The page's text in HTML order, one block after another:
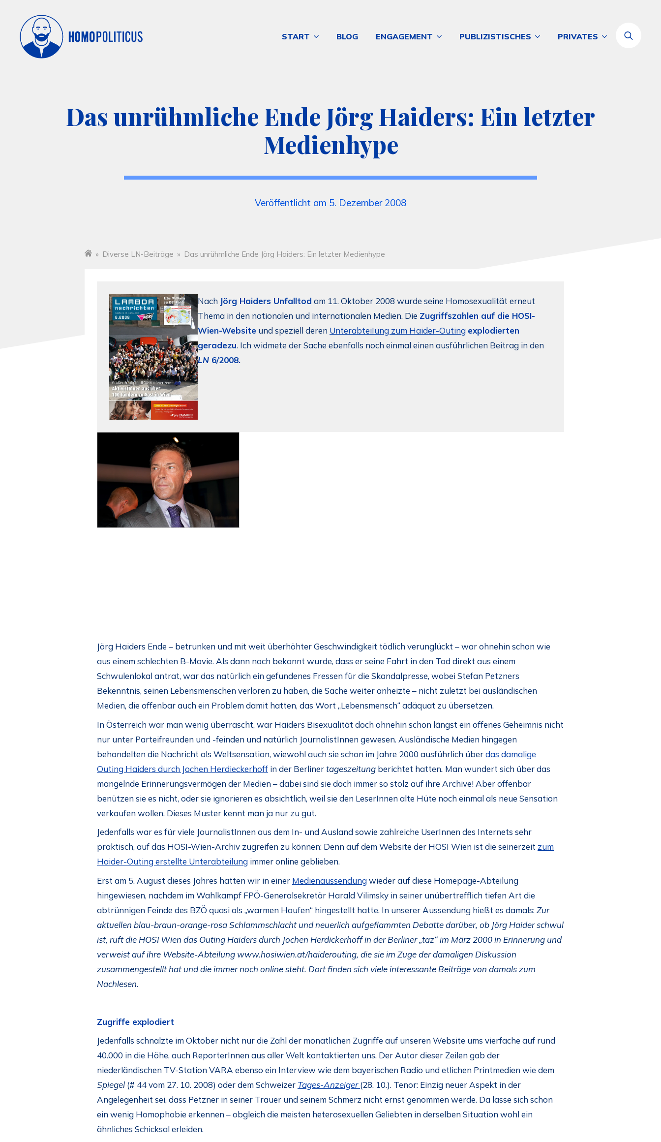
START BLOG ENGAGEMENT PUBLIZISTISCHES PRIVATES
Das unrühmliche Ende Jörg Haiders: Ein letzter
Medienhype
Veröffentlicht am 5. Dezember 2008
» Diverse LN-Beiträge » Das unrühmliche Ende Jörg Haiders: Ein letzter Medienhype
Nach Jörg Haiders Unfalltod am 11. Oktober 2008 wurde seine Homosexualität erneut
Thema in den nationalen und internationalen Medien. Die Zugriffszahlen auf die HOSI-
Wien-Website und speziell deren UnterabteiIung zum Haider-Outing explodierten
geradezu. Ich widmete der Sache ebenfalls noch einmal einen ausführlichen Beitrag in den
LN 6/2008.
Jörg Haiders Ende – betrunken und mit weit überhöhter Geschwindigkeit tödlich verunglückt – war ohnehin schon wie
aus einem schlechten B-Movie. Als dann noch bekannt wurde, dass er seine Fahrt in den Tod direkt aus einem
Schwulenlokal antrat, war das natürlich ein gefundenes Fressen für die Skandalpresse, wobei Stefan Petzners
Bekenntnis, seinen Lebensmenschen verloren zu haben, die Sache weiter anheizte – nicht zuletzt bei ausländischen
Medien, die offenbar auch ein Problem damit hatten, das Wort „Lebensmensch“ adäquat zu übersetzen.
In Österreich war man wenig überrascht, war Haiders Bisexualität doch ohnehin schon längst ein offenes Geheimnis nicht
nur unter Parteifreunden und -feinden und natürlich JournalistInnen gewesen. Ausländische Medien hingegen
behandelten die Nachricht als Weltsensation, wiewohl auch sie schon im Jahre 2000 ausführlich überdas damalige
Outing Haiders durch Jochen Herdieckerhoff in der Berlinertageszeitung berichtet hatten. Man wundert sich über das
mangelnde Erinnerungsvermögen der Medien – dabei sind sie doch immer so stolz auf ihre Archive! Aber offenbar
benützen sie es nicht, oder sie ignorieren es absichtlich, weil sie den LeserInnen alte Hüte noch einmal als neue Sensation
verkaufen wollen. Dieses Muster kennt man ja nur zu gut.
Jedenfalls war es für viele JournalistInnen aus dem In- und Ausland sowie zahlreiche UserInnen des Internets sehr
praktisch, auf das HOSI-Wien-Archiv zugreifen zu können: Denn auf dem Website der HOSI Wien ist die seinerzeit zum
Haider-Outing erstellte Unterabteilung immer online geblieben.
Erst am 5. August dieses Jahres hatten wir in einer Medienaussendungwieder auf diese Homepage-Abteilung
hingewiesen, nachdem im Wahlkampf FPÖ-Generalsekretär Harald Vilimsky in seiner unübertrefflich tiefen Art die
abtrünnigen Feinde des BZÖ quasi als „warmen Haufen“ hingestellt hatte. In unserer Aussendung hießt es damals:Zur
aktuellen blau-braun-orange-rosa Schlammschlacht und neuerlich aufgeflammten Debatte darüber, ob Jörg Haider schwul
ist, ruft die HOSI Wien das Outing Haiders durch Jochen Herdickerhoff in der Berliner „taz“ im März 2000 in Erinnerung und
verweist auf ihre Website-Abteilung www.hosiwien.at/haiderouting, die sie im Zuge der damaligen Diskussion
zusammengestellt hat und die immer noch online steht. Dort finden sich viele interessante Beiträge von damals zum
Nachlesen.
Zugriffe explodiert
Jedenfalls schnalzte im Oktober nicht nur die Zahl der monatlichen Zugriffe auf unseren Website ums vierfache auf rund
40.000 in die Höhe, auch ReporterInnen aus aller Welt kontaktierten uns. Der Autor dieser Zeilen gab der
niederländischen TV-Station VARA ebenso ein Interview wie dem bayerischen Radio und etlichen Printmedien wie dem
Spiegel (# 44 vom 27. 10. 2008) oder dem Schweizer Tages-Anzeiger(28. 10.). Tenor: Einzig neuer Aspekt in der
Angelegenheit sei, dass Petzner in seiner Trauer und seinem Schmerz nicht ernst genommen werde. Da lasse sich schon
ein wenig Homophobie erkennen – obgleich die meisten heterosexuellen Geliebten in derselben Situation wohl ein
ähnliches Schicksal erleiden.